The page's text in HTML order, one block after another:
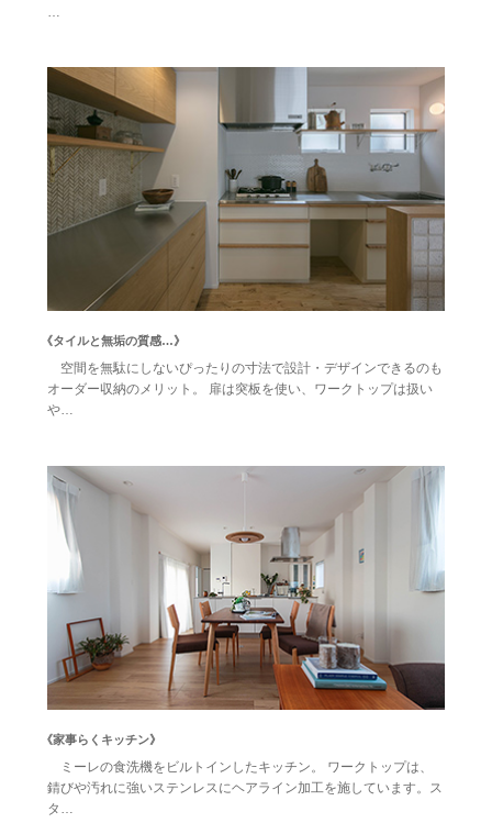
《タイルと無垢の質感…》
空間を無駄にしないぴったりの寸法で設計・デザインできるのも
オーダー収納のメリット。 扉は突板を使い、ワークトップは扱い
や…
《家事らくキッチン》
ミーレの食洗機をビルトインしたキッチン。 ワークトップは、
錆びや汚れに強いステンレスにヘアライン加工を施しています。ス
タ…